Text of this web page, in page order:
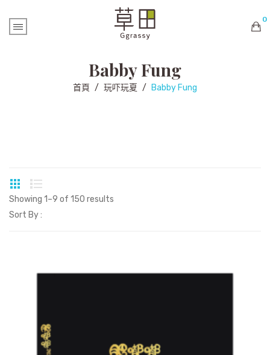
0
Babby Fung
首頁 / 玩吓玩夏 / Babby Fung
Showing 1–9 of 150 results
Sort By :